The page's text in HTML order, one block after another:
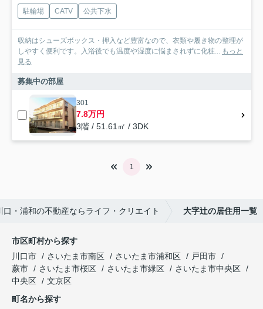
駐輪場 CATV 公共下水
収納はシューズボックス・押入など豊富なので、衣類や履き物の整理が
しやすく便利です。入浴後でも温度や湿度に悩まされずに化粧... もっと
見る
募集中の部屋
301
7.8万円
3階 / 51.61㎡ / 3DK
1
口・浦和の不動産ならライフ・クリエイト 大字辻の居住用一覧
市区町村から探す
川口市
さいたま市南区 さいたま市浦和区
戸田市
蕨市
さいたま市桜区 さいたま市緑区
さいたま市中央区
中央区
文京区
町名から探す